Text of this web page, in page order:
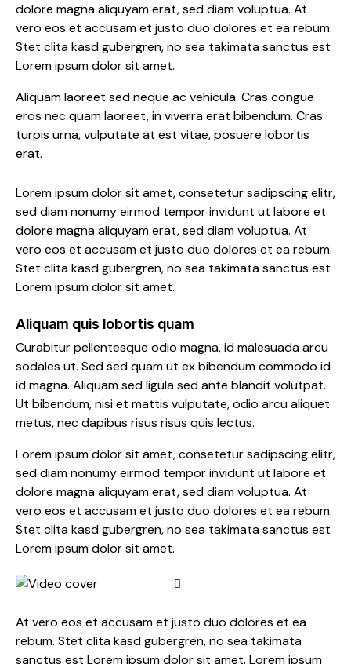
dolore magna aliquyam erat, sed diam voluptua. At
vero eos et accusam et justo duo dolores et ea rebum.
Stet clita kasd gubergren, no sea takimata sanctus est
Lorem ipsum dolor sit amet.
Aliquam laoreet sed neque ac vehicula. Cras congue
eros nec quam laoreet, in viverra erat bibendum. Cras
turpis urna, vulputate at est vitae, posuere lobortis
erat.
Lorem ipsum dolor sit amet, consetetur sadipscing elitr,
sed diam nonumy eirmod tempor invidunt ut labore et
dolore magna aliquyam erat, sed diam voluptua. At
vero eos et accusam et justo duo dolores et ea rebum.
Stet clita kasd gubergren, no sea takimata sanctus est
Lorem ipsum dolor sit amet.
Aliquam quis lobortis quam
Curabitur pellentesque odio magna, id malesuada arcu
sodales ut. Sed sed quam ut ex bibendum commodo id
id magna. Aliquam sed ligula sed ante blandit volutpat.
Ut bibendum, nisi et mattis vulputate, odio arcu aliquet
metus, nec dapibus risus risus quis lectus.
Lorem ipsum dolor sit amet, consetetur sadipscing elitr,
sed diam nonumy eirmod tempor invidunt ut labore et
dolore magna aliquyam erat, sed diam voluptua. At
vero eos et accusam et justo duo dolores et ea rebum.
Stet clita kasd gubergren, no sea takimata sanctus est
Lorem ipsum dolor sit amet.
At vero eos et accusam et justo duo dolores et ea
rebum. Stet clita kasd gubergren, no sea takimata
sanctus est Lorem ipsum dolor sit amet. Lorem ipsum